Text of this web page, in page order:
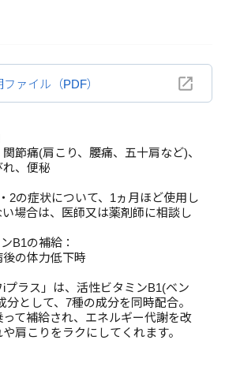
ァイル（PDF）
節痛(肩こり、腰痛、五十肩など)、
れ、便秘
2の症状について、1ヵ月ほど使用し
場合は、医師又は薬剤師に相談し
B1の補給：
の体力低下時
iプラス」は、活性ビタミンB1(ベン
分として、7種の成分を同時配合。
て補給され、エネルギー代謝を改
肩こりをラクにしてくれます。